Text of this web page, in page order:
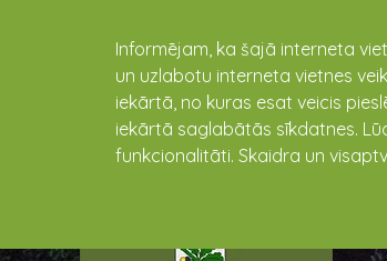
Informējam, ka šajā interneta
un uzlabotu interneta vietnes
iekārtā, no kuras esat veicis
iekārtā saglabātās sīkdatnes.
funkcionalitāti. Skaidra un